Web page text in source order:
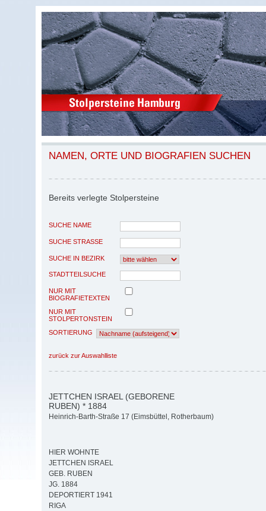
NAMEN, ORTE UND BIOGRAFIEN SUCHEN
Bereits verlegte Stolpersteine
SUCHE NAME
SUCHE STRASSE
SUCHE IN BEZIRK
STADTTEILSUCHE
NUR MIT
BIOGRAFIETEXTEN
NUR MIT
STOLPERTONSTEIN
SORTIERUNG
zurück zur Auswahlliste
JETTCHEN ISRAEL (GEBORENE
RUBEN) * 1884
Heinrich-Barth-Straße 17 (Eimsbüttel, Rotherbaum)
HIER WOHNTE
JETTCHEN ISRAEL
GEB. RUBEN
JG. 1884
DEPORTIERT 1941
RIGA